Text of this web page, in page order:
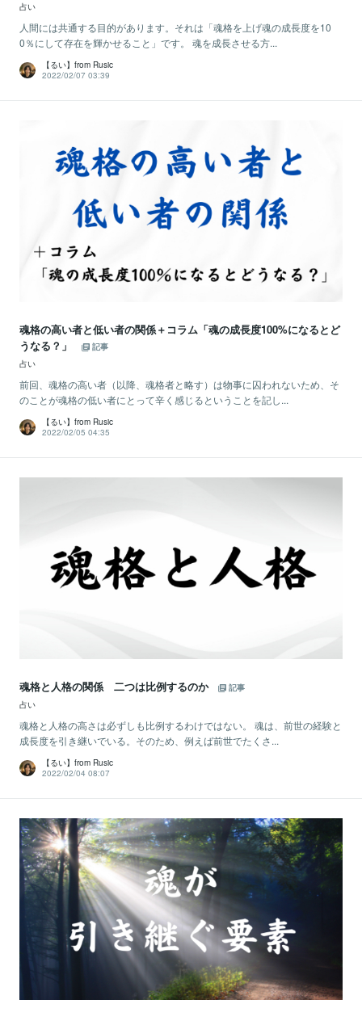
占い
人間には共通する目的があります。それは「魂格を上げ魂の成長度を10
0％にして存在を輝かせること」です。 魂を成長させる方...
【るい】from Rusic
2022/02/07 03:39
魂格の高い者と低い者の関係＋コラム「魂の成長度100%になるとど
うなる？」
記事
占い
前回、魂格の高い者（以降、魂格者と略す）は物事に囚われないため、そ
のことが魂格の低い者にとって辛く感じるということを記し...
【るい】from Rusic
2022/02/05 04:35
魂格と人格の関係 二つは比例するのか
記事
占い
魂格と人格の高さは必ずしも比例するわけではない。 魂は、前世の経験と
成長度を引き継いでいる。そのため、例えば前世でたくさ...
【るい】from Rusic
2022/02/04 08:07